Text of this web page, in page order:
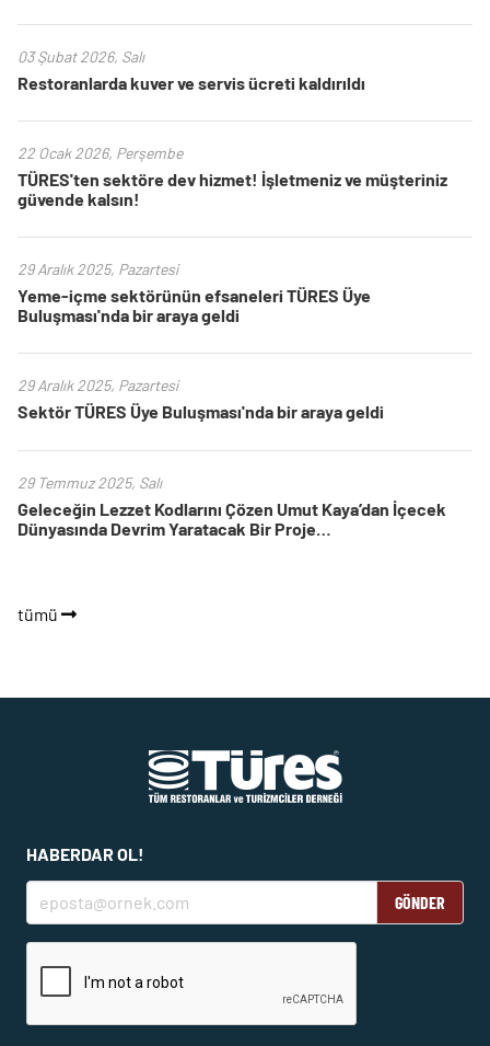
03 Şubat 2026, Salı
Restoranlarda kuver ve servis ücreti kaldırıldı
22 Ocak 2026, Perşembe
TÜRES'ten sektöre dev hizmet! İşletmeniz ve müşteriniz
güvende kalsın!
29 Aralık 2025, Pazartesi
Yeme-içme sektörünün efsaneleri TÜRES Üye
Buluşması'nda bir araya geldi
29 Aralık 2025, Pazartesi
Sektör TÜRES Üye Buluşması'nda bir araya geldi
29 Temmuz 2025, Salı
Geleceğin Lezzet Kodlarını Çözen Umut Kaya’dan İçecek
Dünyasında Devrim Yaratacak Bir Proje…
tümü
HABERDAR OL!
GÖNDER